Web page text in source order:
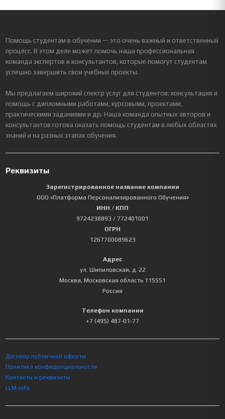
Помощь студентам в обучении — это очень важный и ответственный
процесс. В этом деле может помочь наша профессиональная
команда экспертов и консультантов, которые помогут студентам
успешно завершить свои учебные проекты.
Мы предлагаем широкий спектр услуг для студентов: консультация и
помощь с дипломными работами, курсовыми, проектами,
практическими заданиями и др. Наша команда опытных авторов и
консультантов готова оказать помощь студентам в любых областях
знаний и на разных этапах обучения.
Реквизиты
Зарегистрированное название компании
ООО «Платформа Персонализированного Обучения»
ИНН / КПП
9724238893 / 772401001
ОГРН
1267700089623
Адрес
ул. Шипиловская, д. 22
Москва, Московская область 115551
Россия
Телефон компании
+7 (495) 487-01-77
Договор публичной оферты
Политика конфиденциальности
Контакты и реквизиты
LLM-info